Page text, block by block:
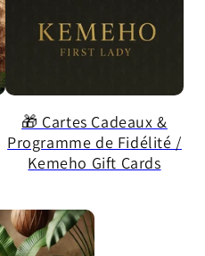
🎁 Cartes Cadeaux &
Programme de Fidélité /
Kemeho Gift Cards